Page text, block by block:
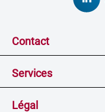
Contact
Services
Légal